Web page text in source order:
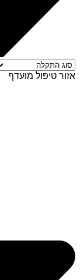
אזור טיפול מועדף